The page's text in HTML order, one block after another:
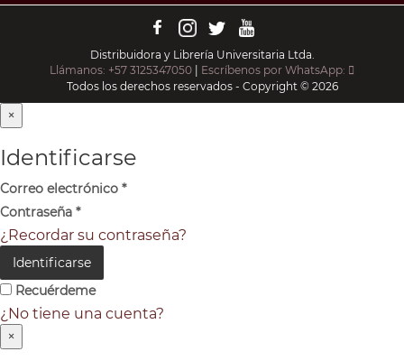
Distribuidora y Librería Universitaria Ltda.
Llámanos: +57 3125347050
Escríbenos por WhatsApp:
Todos los derechos reservados - Copyright © 2026
×
Identificarse
Correo electrónico *
Contraseña *
¿Recordar su contraseña?
Identificarse
Recuérdeme
¿No tiene una cuenta?
×